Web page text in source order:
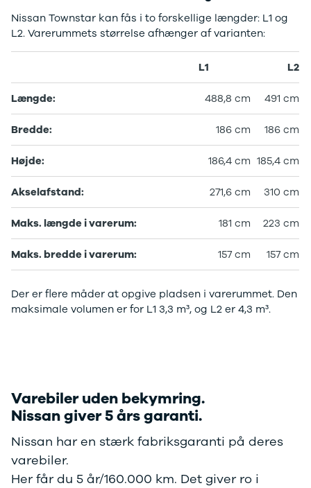
Nissan Townstar kan fås i to forskellige længder: L1 og
L2. Varerummets størrelse afhænger af varianten:
L1 L2
Længde: 488,8 cm 491 cm
Bredde: 186 cm 186 cm
Højde: 186,4 cm 185,4 cm
Akselafstand: 271,6 cm 310 cm
Maks. længde i varerum: 181 cm 223 cm
Maks. bredde i varerum: 157 cm 157 cm
Der er flere måder at opgive pladsen i varerummet. Den
maksimale volumen er for L1 3,3 m³, og L2 er 4,3 m³.
Varebiler uden bekymring.
Nissan giver 5 års garanti.
Nissan har en stærk fabriksgaranti på deres
varebiler.
Her får du 5 år/160.000 km. Det giver ro i